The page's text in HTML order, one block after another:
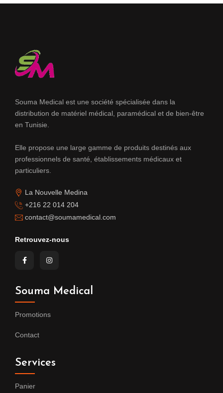
Souma Medical est une société spécialisée dans la
distribution de matériel médical, paramédical et de bien-être
en Tunisie.
Elle propose une large gamme de produits destinés aux
professionnels de santé, établissements médicaux et
particuliers.
La Nouvelle Medina
+216 22 014 204
contact@soumamedical.com
Retrouvez-nous
Souma Medical
Promotions
Contact
Services
Panier